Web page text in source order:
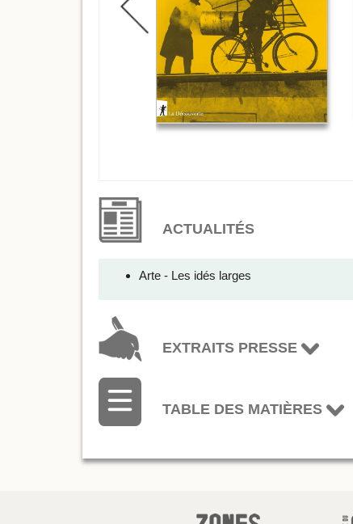
ACTUALITÉS
Arte - Les idés larges
EXTRAITS PRESSE
TABLE DES MATIÈRES